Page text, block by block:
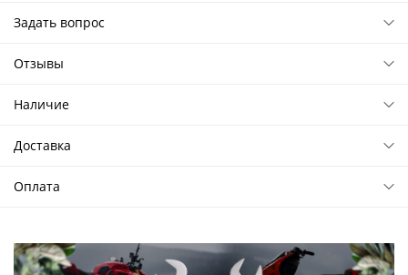
Задать вопрос
Отзывы
Наличие
Доставка
Оплата